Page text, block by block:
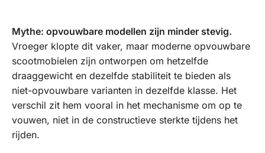
Mythe: opvouwbare modellen zijn minder stevig.
Vroeger klopte dit vaker, maar moderne opvouwbare
scootmobielen zijn ontworpen om hetzelfde
draaggewicht en dezelfde stabiliteit te bieden als
niet-opvouwbare varianten in dezelfde klasse. Het
verschil zit hem vooral in het mechanisme om op te
vouwen, niet in de constructieve sterkte tijdens het
rijden.